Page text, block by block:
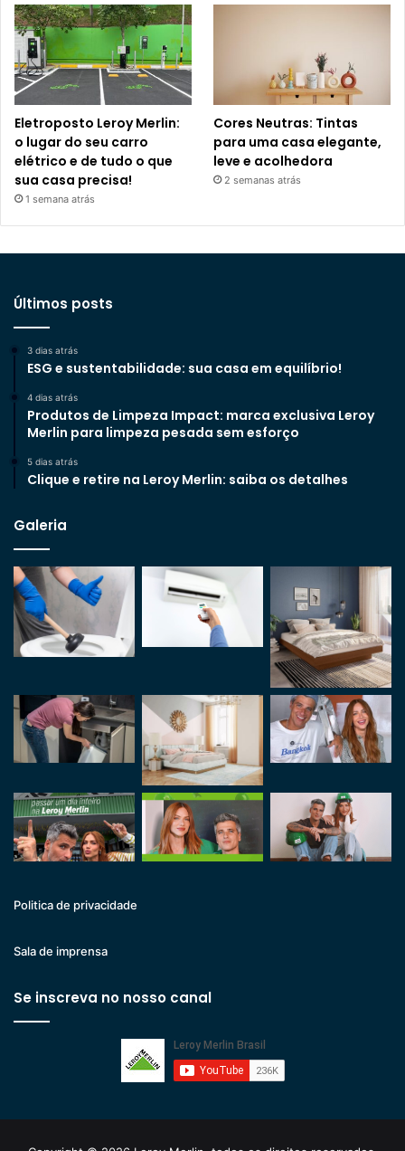
Eletroposto Leroy Merlin:
o lugar do seu carro
elétrico e de tudo o que
sua casa precisa!
1 semana atrás
Cores Neutras: Tintas
para uma casa elegante,
leve e acolhedora
2 semanas atrás
Últimos posts
3 dias atrás
ESG e sustentabilidade: sua casa em equilíbrio!
4 dias atrás
Produtos de Limpeza Impact: marca exclusiva Leroy
Merlin para limpeza pesada sem esforço
5 dias atrás
Clique e retire na Leroy Merlin: saiba os detalhes
Galeria
Politica de privacidade
Sala de imprensa
Se inscreva no nosso canal